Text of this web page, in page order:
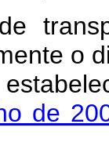
o
de